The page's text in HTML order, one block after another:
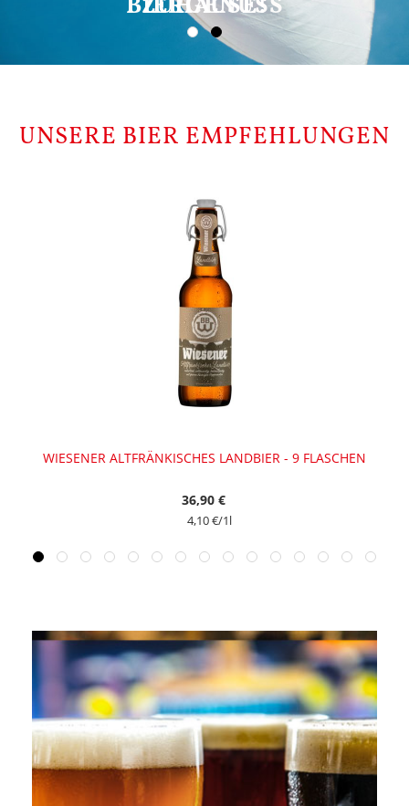
UNSERE BIER EMPFEHLUNGEN
WIESENER ALTFRÄNKISCHES LANDBIER - 9 FLASCHEN
36,90 €
4,10 €/1l